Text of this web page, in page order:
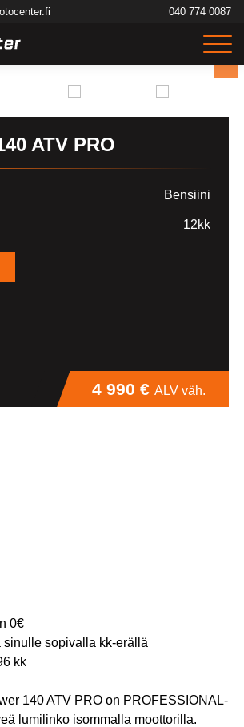
040 774 0087
ATV PRO
Bensiini
12kk
4 990 € ALV väh.
0€
sinulle sopivalla kk-erällä
kk
140 ATV PRO on PROFESSIONAL-
lumilinko isommalla moottorilla.